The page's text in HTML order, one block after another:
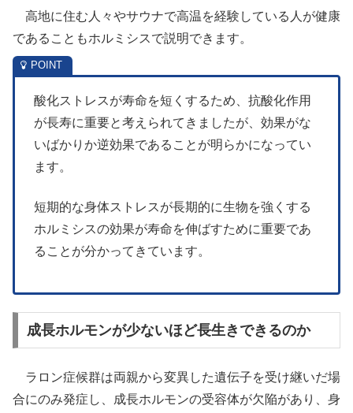
高地に住む人々やサウナで高温を経験している人が健康
であることもホルミシスで説明できます。
酸化ストレスが寿命を短くするため、抗酸化作用
が長寿に重要と考えられてきましたが、効果がな
いばかりか逆効果であることが明らかになってい
ます。
短期的な身体ストレスが長期的に生物を強くする
ホルミシスの効果が寿命を伸ばすために重要であ
ることが分かってきています。
成長ホルモンが少ないほど長生きできるのか
ラロン症候群は両親から変異した遺伝子を受け継いだ場
合にのみ発症し、成長ホルモンの受容体が欠陥があり、身